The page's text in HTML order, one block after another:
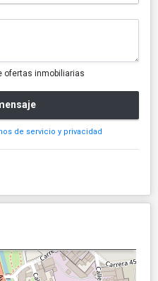
ofertas inmobiliarias
de servicio y privacidad